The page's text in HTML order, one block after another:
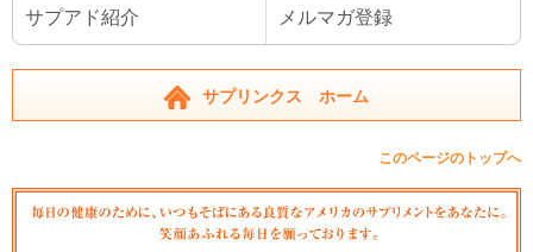
サプアド紹介 メルマガ登録
サプリンクス ホーム
このページのトップへ